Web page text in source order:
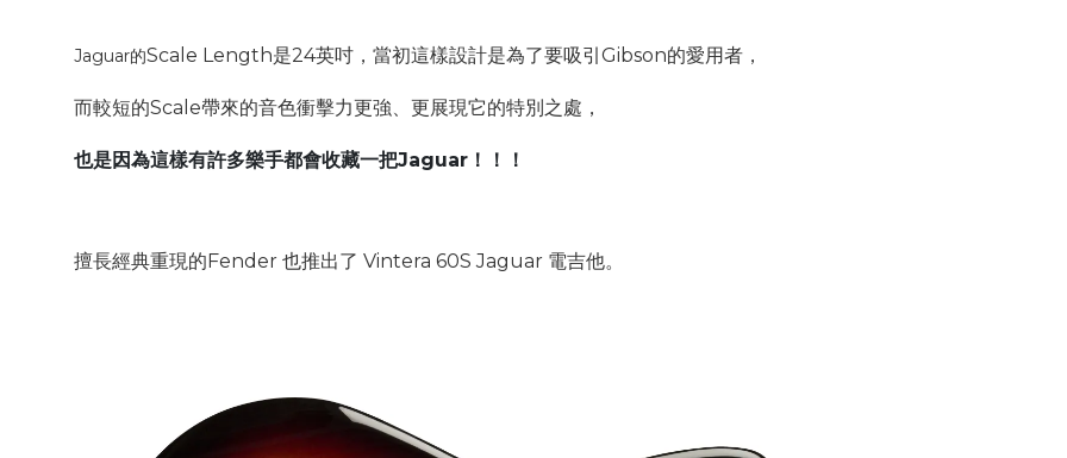
Jaguar的Scale Length是24英吋，當初這樣設計是為了要吸引Gibson的愛用者，
而較短的Scale帶來的音色衝擊力更強、更展現它的特別之處，
也是因為這樣有許多樂手都會收藏一把Jaguar！！！
擅長經典重現的Fender 也推出了 Vintera 60S Jaguar 電吉他。